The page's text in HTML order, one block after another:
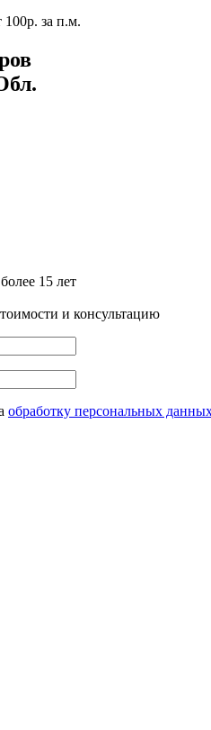
за п.м.
15 лет
и консультацию
обработку персональных